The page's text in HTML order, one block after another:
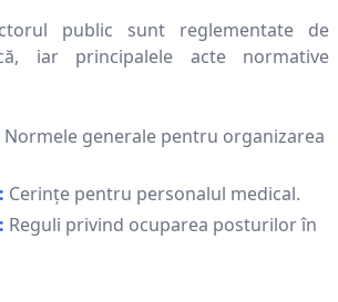
public sunt reglementate de
iar principalele acte normative
Normele generale pentru organizarea
Cerințe pentru personalul medical.
Reguli privind ocuparea posturilor în